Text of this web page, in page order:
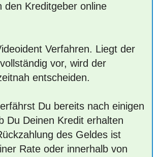
den Kreditgeber online
Verfahren. Liegt der
vor, wird der
entscheiden.
Du bereits nach einigen
Du Deinen Kredit erhalten
des Geldes ist
Rate oder innerhalb von